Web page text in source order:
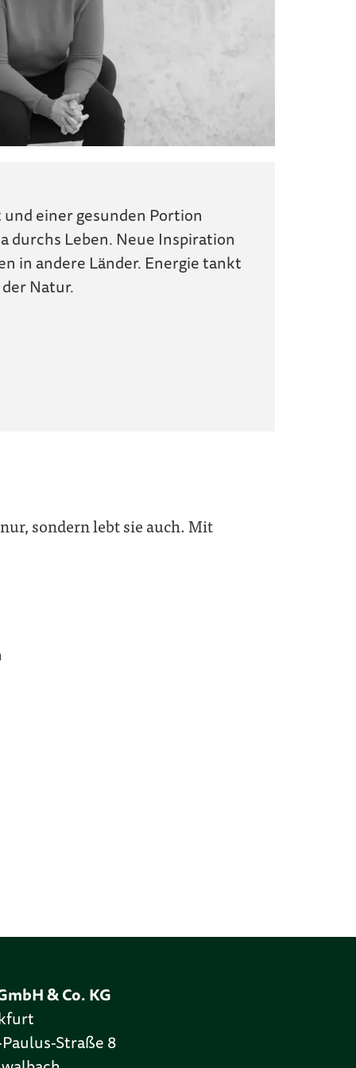
einer gesunden Portion
durchs Leben. Neue Inspiration
in andere Länder. Energie tankt
Natur.
sondern lebt sie auch. Mit
& Co. KG
Straße 8